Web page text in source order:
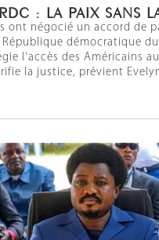
: LA PAIX SANS
ont négocié un accord de
République démocratique
l'accès des Américains
la justice, prévient